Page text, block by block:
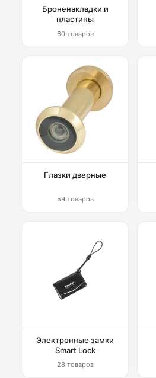
Броненакладки и
пластины
60 товаров
Глазки дверные
59 товаров
Электронные замки
Smart Lock
28 товаров